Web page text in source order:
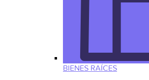
BIENES RAÍCES